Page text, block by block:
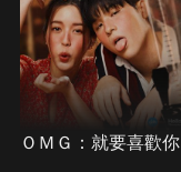
ＯＭＧ：就要喜歡你